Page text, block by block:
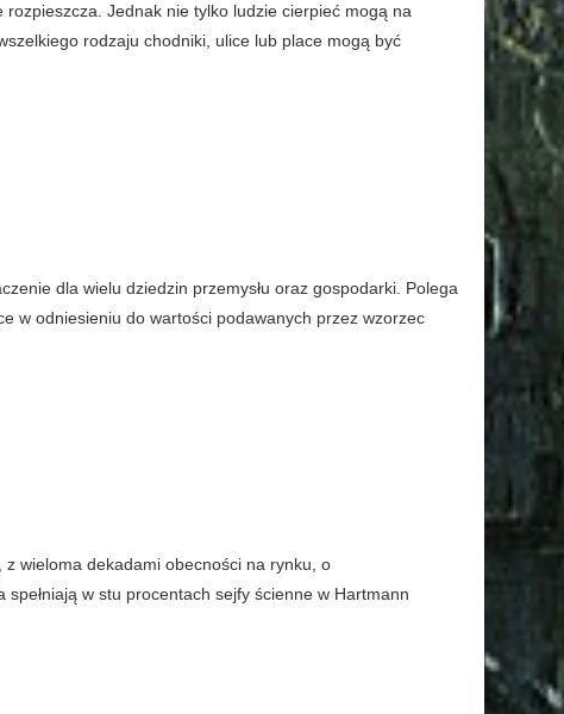
Jednak nie tylko ludzie cierpieć mogą na
rodzaju chodniki, ulice lub place mogą być
dla wielu dziedzin przemysłu oraz gospodarki. Polega
w odniesieniu do wartości podawanych przez wzorzec
wieloma dekadami obecności na rynku, o
w stu procentach sejfy ścienne w Hartmann